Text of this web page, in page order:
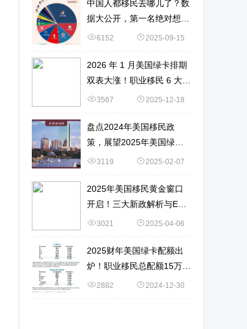
中国人都移民去哪儿了？数
据大公开，第一名绝对想不
到6152 2025-09-15
2026 年 1 月美国绿卡排期
双表大涨！职业移民 6 大新
变化 + 申请策略
3567 2025-12-18
盘点2024年美国移民政
策，展望2025年美国绿卡
获取难度！
3119 2025-02-07
2025年美国移民黄金窗口
开启！三大新政解析与EB-
1A申请实战指南！
3021 2025-04-06
2025财年美国绿卡配额出
炉！职业移民总配额15万！
数据详解→
2882 2024-12-30